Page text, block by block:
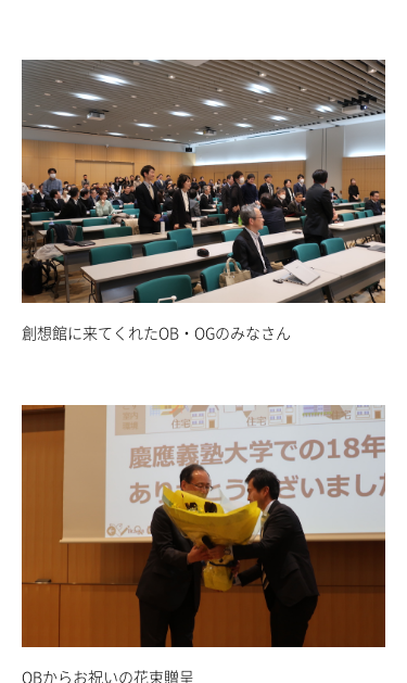
創想館に来てくれたOB・OGのみなさん
OBからお祝いの花束贈呈